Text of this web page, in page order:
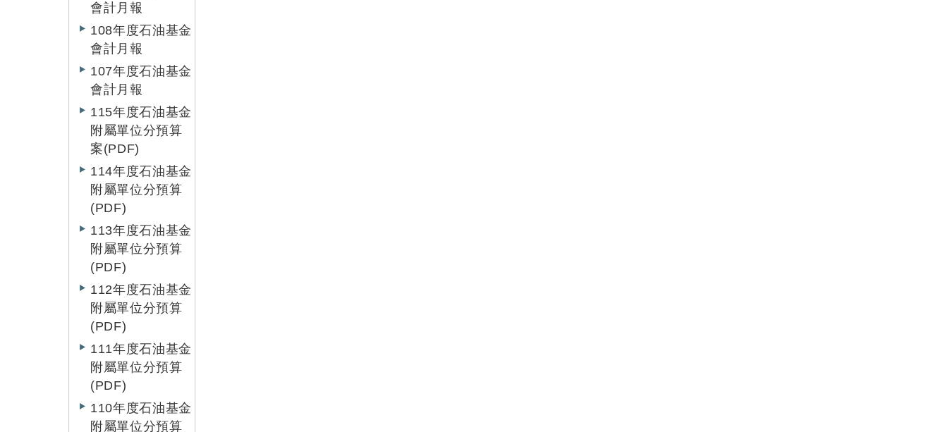
會計月報
108年度石油基金
會計月報
107年度石油基金
會計月報
115年度石油基金
附屬單位分預算
案(PDF)
114年度石油基金
附屬單位分預算
(PDF)
113年度石油基金
附屬單位分預算
(PDF)
112年度石油基金
附屬單位分預算
(PDF)
111年度石油基金
附屬單位分預算
(PDF)
110年度石油基金
附屬單位分預算